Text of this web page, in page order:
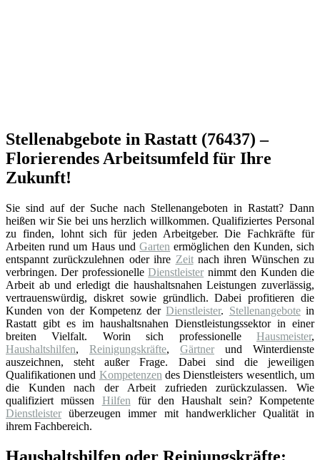
Stellenabgebote in Rastatt (76437) –
Florierendes Arbeitsumfeld für Ihre
Zukunft!
Sie sind auf der Suche nach Stellenangeboten in Rastatt? Dann
heißen wir Sie bei uns herzlich willkommen. Qualifiziertes Personal
zu finden, lohnt sich für jeden Arbeitgeber. Die Fachkräfte für
Arbeiten rund um Haus undGarten ermöglichen den Kunden, sich
entspannt zurückzulehnen oder ihre Zeitnach ihren Wünschen zu
verbringen. Der professionelleDienstleister nimmt den Kunden die
Arbeit ab und erledigt die haushaltsnahen Leistungen zuverlässig,
vertrauenswürdig, diskret sowie gründlich. Dabei profitieren die
Kunden von der Kompetenz derDienstleister. Stellenangebotein
Rastatt gibt es im haushaltsnahen Dienstleistungssektor in einer
breiten Vielfalt. Worin sich professionelle Hausmeister,
Haushaltshilfen, Reinigungskräfte, Gärtner und Winterdienste
auszeichnen, steht außer Frage. Dabei sind die jeweiligen
Qualifikationen und Kompetenzen des Dienstleisters wesentlich, um
die Kunden nach der Arbeit zufrieden zurückzulassen. Wie
qualifiziert müssen Hilfen für den Haushalt sein? Kompetente
Dienstleister überzeugen immer mit handwerklicher Qualität in
ihrem Fachbereich.
Haushaltshilfen oder Reiniungskräfte: